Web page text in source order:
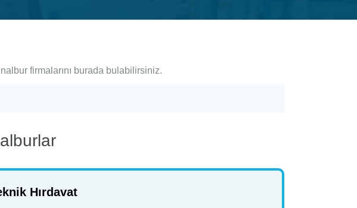
firmalarını burada bulabilirsiniz.
Hırdavat